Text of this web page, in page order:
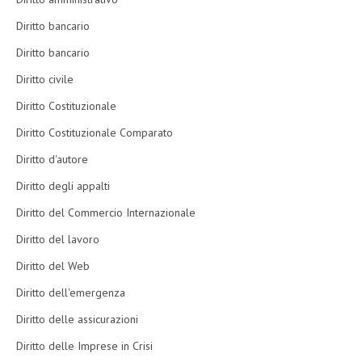
Diritto bancario
Diritto bancario
Diritto civile
Diritto Costituzionale
Diritto Costituzionale Comparato
Diritto d'autore
Diritto degli appalti
Diritto del Commercio Internazionale
Diritto del lavoro
Diritto del Web
Diritto dell'emergenza
Diritto delle assicurazioni
Diritto delle Imprese in Crisi